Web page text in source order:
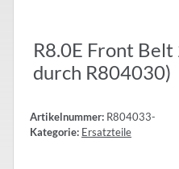
R8.0E Front
durch R804030)
Artikelnummer: R804033-
Kategorie: Ersatzteile